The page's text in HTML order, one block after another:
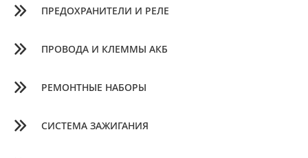
ПРЕДОХРАНИТЕЛИ И РЕЛЕ
ПРОВОДА И КЛЕММЫ АКБ
РЕМОНТНЫЕ НАБОРЫ
СИСТЕМА ЗАЖИГАНИЯ